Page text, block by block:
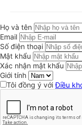
Họ và tên
Email
Số điện thoại
Mật khẩu
Xác nhận mật khẩu
Giới tính
Tôi đồng ý vớiĐiều